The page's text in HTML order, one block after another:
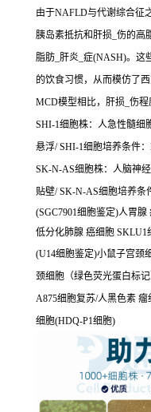
由于NAFLD与代谢综合征
胰岛素抵抗和肝损_伤的高
脂肪_肝炎_症(NASH)。这
的饮食习惯，从而模仿了
MCD模型相比，肝损_伤程
SHI-1细胞株：人急性髓细
悬浮/ SHI-1细胞培养条件
SK-N-AS细胞株：人脑神
贴壁/ SK-N-AS细胞培养条
(SGC7901细胞鉴定)人胃
低分化肺腺 癌细胞 SKLU1
(U14细胞鉴定)小鼠子宫颈
颈细胞（绿色荧光蛋白标
A875细胞复苏/人黑色素
细胞(HDQ-P1细胞)